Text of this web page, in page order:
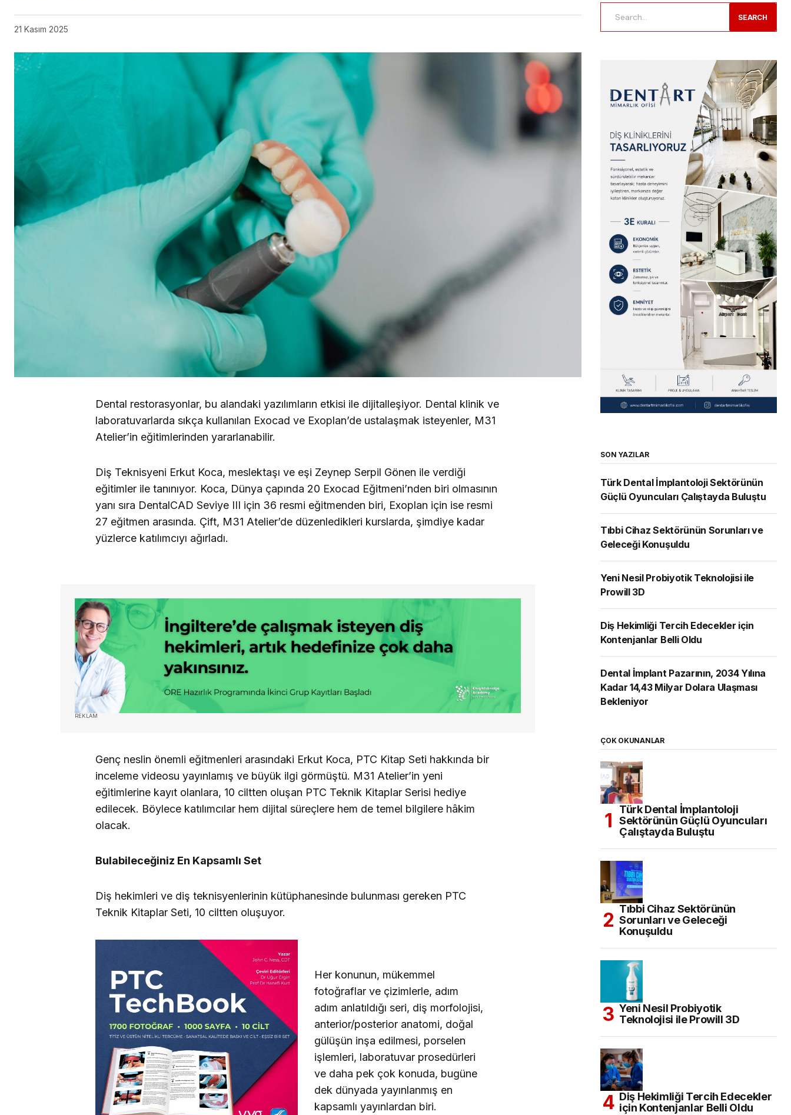
21 Kasım 2025
Dental restorasyonlar, bu alandaki yazılımların etkisi ile dijitalleşiyor. Dental klinik ve
laboratuvarlarda sıkça kullanılan Exocad ve Exoplan’de ustalaşmak isteyenler, M31
Atelier’in eğitimlerinden yararlanabilir.
Diş Teknisyeni Erkut Koca, meslektaşı ve eşi Zeynep Serpil Gönen ile verdiği
eğitimler ile tanınıyor. Koca, Dünya çapında 20 Exocad Eğitmeni’nden biri olmasının
yanı sıra DentalCAD Seviye III için 36 resmi eğitmenden biri, Exoplan için ise resmi
27 eğitmen arasında. Çift, M31 Atelier’de düzenledikleri kurslarda, şimdiye kadar
yüzlerce katılımcıyı ağırladı.
REKLAM
Genç neslin önemli eğitmenleri arasındaki Erkut Koca, PTC Kitap Seti hakkında bir
inceleme videosu yayınlamış ve büyük ilgi görmüştü. M31 Atelier’in yeni
eğitimlerine kayıt olanlara, 10 ciltten oluşan PTC Teknik Kitaplar Serisi hediye
edilecek. Böylece katılımcılar hem dijital süreçlere hem de temel bilgilere hâkim
olacak.
Bulabileceğiniz En Kapsamlı Set
Diş hekimleri ve diş teknisyenlerinin kütüphanesinde bulunması gereken PTC
Teknik Kitaplar Seti, 10 ciltten oluşuyor.
Her konunun, mükemmel
fotoğraflar ve çizimlerle, adım
adım anlatıldığı seri, diş morfolojisi,
anterior/posterior anatomi, doğal
gülüşün inşa edilmesi, porselen
işlemleri, laboratuvar prosedürleri
ve daha pek çok konuda, bugüne
dek dünyada yayınlanmış en
kapsamlı yayınlardan biri.
SEARCH
SON YAZILAR
Türk Dental İmplantoloji Sektörünün
Güçlü Oyuncuları Çalıştayda Buluştu
Tıbbi Cihaz Sektörünün Sorunları ve
Geleceği Konuşuldu
Yeni Nesil Probiyotik Teknolojisi ile
Prowill 3D
Diş Hekimliği Tercih Edecekler için
Kontenjanlar Belli Oldu
Dental İmplant Pazarının, 2034 Yılına
Kadar 14,43 Milyar Dolara Ulaşması
Bekleniyor
ÇOK OKUNANLAR
Türk Dental İmplantoloji
Sektörünün Güçlü Oyuncuları
Çalıştayda Buluştu
Tıbbi Cihaz Sektörünün
Sorunları ve Geleceği
Konuşuldu
Yeni Nesil Probiyotik
Teknolojisi ile Prowill 3D
Diş Hekimliği Tercih Edecekler
için Kontenjanlar Belli Oldu